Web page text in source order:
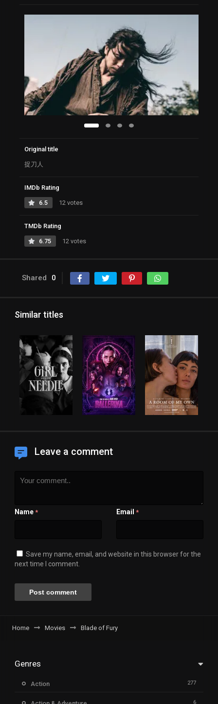
Original title
捉刀人
IMDb Rating
6.5 12 votes
TMDb Rating
6.75 12 votes
Shared 0
Similar titles
Leave a comment
Name * Email *
Save my name, email, and website in this browser for the
next time I comment.
Home Movies Blade of Fury
Genres
Action 277
6